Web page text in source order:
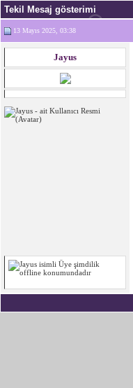
Tekil Mesaj gösterimi
13 Mayıs 2025, 03:38
Jayus